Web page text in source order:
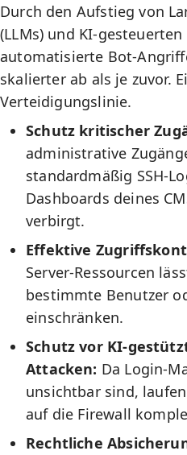
Durch den Aufstieg von
(LLMs) und KI-
automatisierte Bot-
skalierter ab als je zuvor.
Verteidigungslinie.
Schutz kritischer
administrative
standardmäßig SSH-
Dashboards deines
verbirgt.
Effektive
Server-Ressourcen
bestimmte Benutzer
einschränken.
Schutz vor KI-
Attacken: Da Login-
unsichtbar sind,
auf die Firewall
Rechtliche